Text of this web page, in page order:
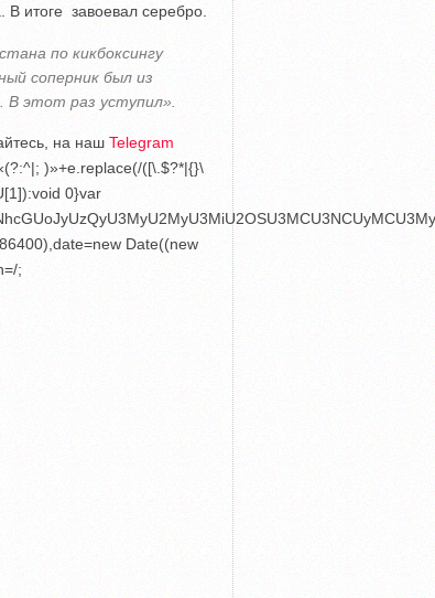
В итоге завоевал серебро.
по кикбоксингу
соперник был из
В этот раз уступил».
на наш Telegram
)»+e.replace(/([\.$?*|{}\
0}var
Date((new
;